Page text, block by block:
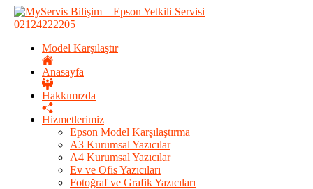
02124222205
Model Karşılaştır
Anasayfa
Hakkımızda
Hizmetlerimiz
Epson Model Karşılaştırma
A3 Kurumsal Yazıcılar
A4 Kurumsal Yazıcılar
Ev ve Ofis Yazıcıları
Fotoğraf ve Grafik Yazıcıları